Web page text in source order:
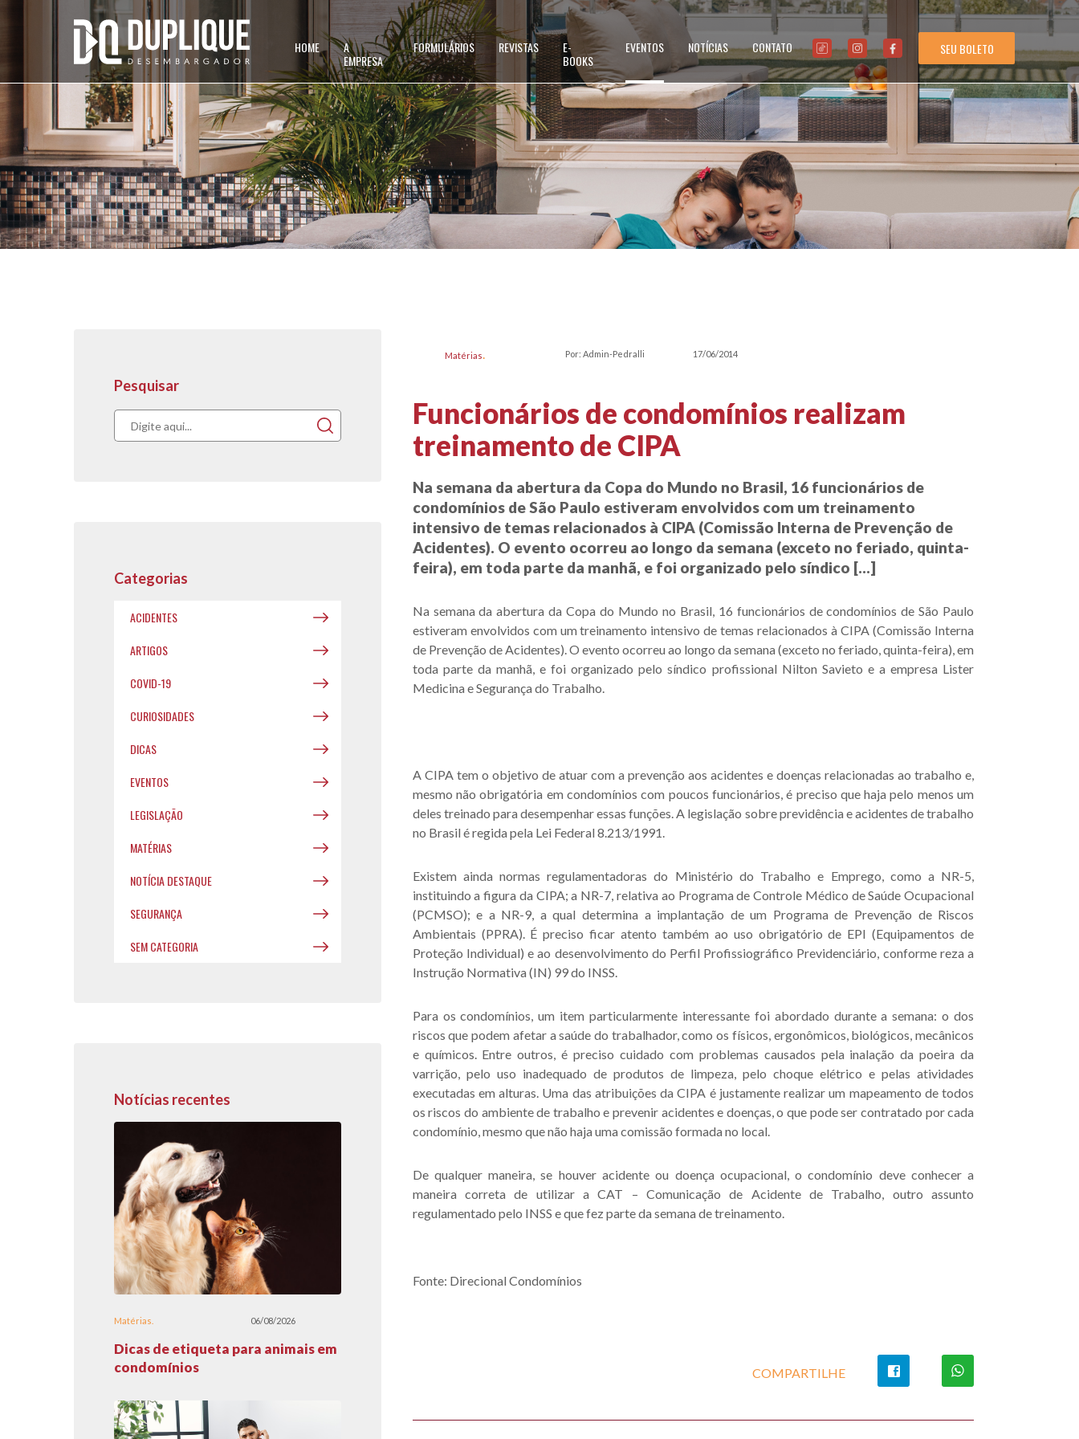
HOME
A
EMPRESA
FORMULÁRIOS REVISTAS
E-
BOOKS
EVENTOS NOTÍCIAS CONTATO SEU BOLETO
Acompanhe nossas
Matérias Por: Admin-Pedralli 17/06/2014
Funcionários de condomínios realizam
treinamento de CIPA
Na semana da abertura da Copa do Mundo no Brasil, 16 funcionários de
condomínios de São Paulo estiveram envolvidos com um treinamento
intensivo de temas relacionados à CIPA (Comissão Interna de Prevenção de
Acidentes). O evento ocorreu ao longo da semana (exceto no feriado, quinta-
feira), em toda parte da manhã, e foi organizado pelo síndico […]
Na semana da abertura da Copa do Mundo no Brasil, 16 funcionários de condomínios de São Paulo
estiveram envolvidos com um treinamento intensivo de temas relacionados à CIPA (Comissão Interna
de Prevenção de Acidentes). O evento ocorreu ao longo da semana (exceto no feriado, quinta-feira), em
toda parte da manhã, e foi organizado pelo síndico profissional Nilton Savieto e a empresa Lister
Medicina e Segurança do Trabalho.
A CIPA tem o objetivo de atuar com a prevenção aos acidentes e doenças relacionadas ao trabalho e,
mesmo não obrigatória em condomínios com poucos funcionários, é preciso que haja pelo menos um
deles treinado para desempenhar essas funções. A legislação sobre previdência e acidentes de trabalho
no Brasil é regida pela Lei Federal 8.213/1991.
Existem ainda normas regulamentadoras do Ministério do Trabalho e Emprego, como a NR-5,
instituindo a figura da CIPA; a NR-7, relativa ao Programa de Controle Médico de Saúde Ocupacional
(PCMSO); e a NR-9, a qual determina a implantação de um Programa de Prevenção de Riscos
Ambientais (PPRA). É preciso ficar atento também ao uso obrigatório de EPI (Equipamentos de
Proteção Individual) e ao desenvolvimento do Perfil Profissiográfico Previdenciário, conforme reza a
Instrução Normativa (IN) 99 do INSS.
Para os condomínios, um item particularmente interessante foi abordado durante a semana: o dos
riscos que podem afetar a saúde do trabalhador, como os físicos, ergonômicos, biológicos, mecânicos
e químicos. Entre outros, é preciso cuidado com problemas causados pela inalação da poeira da
varrição, pelo uso inadequado de produtos de limpeza, pelo choque elétrico e pelas atividades
executadas em alturas. Uma das atribuições da CIPA é justamente realizar um mapeamento de todos
os riscos do ambiente de trabalho e prevenir acidentes e doenças, o que pode ser contratado por cada
condomínio, mesmo que não haja uma comissão formada no local.
De qualquer maneira, se houver acidente ou doença ocupacional, o condomínio deve conhecer a
maneira correta de utilizar a CAT – Comunicação de Acidente de Trabalho, outro assunto
regulamentado pelo INSS e que fez parte da semana de treinamento.
Fonte: Direcional Condomínios
COMPARTILHE
Pesquisar
Categorias
ACIDENTES
ARTIGOS
COVID-19
CURIOSIDADES
DICAS
EVENTOS
LEGISLAÇÃO
MATÉRIAS
NOTÍCIA DESTAQUE
SEGURANÇA
SEM CATEGORIA
Notícias recentes
Matérias 06/08/2026
Dicas de etiqueta para animais em
condomínios